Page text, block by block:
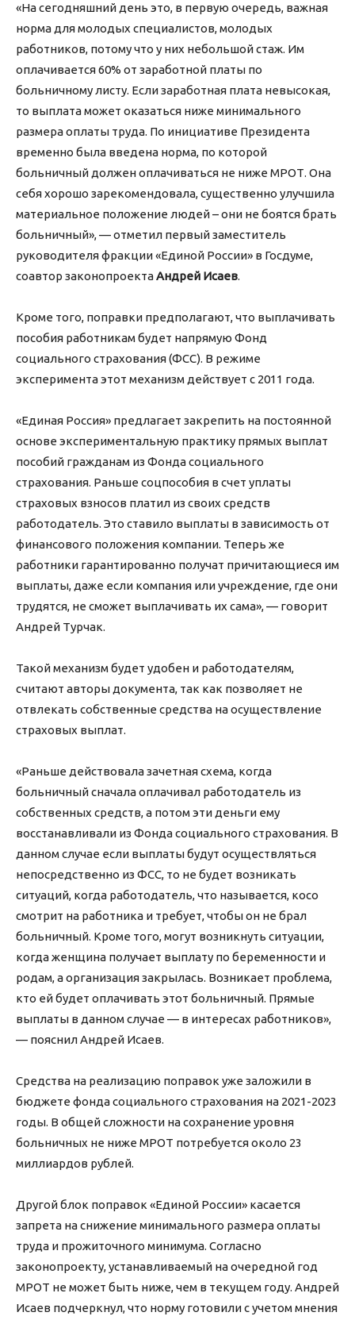
«На сегодняшний день это, в первую очередь, важная
норма для молодых специалистов, молодых
работников, потому что у них небольшой стаж. Им
оплачивается 60% от заработной платы по
больничному листу. Если заработная плата невысокая,
то выплата может оказаться ниже минимального
размера оплаты труда. По инициативе Президента
временно была введена норма, по которой
больничный должен оплачиваться не ниже МРОТ. Она
себя хорошо зарекомендовала, существенно улучшила
материальное положение людей – они не боятся брать
больничный», — отметил первый заместитель
руководителя фракции «Единой России» в Госдуме,
соавтор законопроектаАндрей Исаев.
Кроме того, поправки предполагают, что выплачивать
пособия работникам будет напрямую Фонд
социального страхования (ФСС). В режиме
эксперимента этот механизм действует с 2011 года.
«Единая Россия» предлагает закрепить на постоянной
основе экспериментальную практику прямых выплат
пособий гражданам из Фонда социального
страхования. Раньше соцпособия в счет уплаты
страховых взносов платил из своих средств
работодатель. Это ставило выплаты в зависимость от
финансового положения компании. Теперь же
работники гарантированно получат причитающиеся им
выплаты, даже если компания или учреждение, где они
трудятся, не сможет выплачивать их сама», — говорит
Андрей Турчак.
Такой механизм будет удобен и работодателям,
считают авторы документа, так как позволяет не
отвлекать собственные средства на осуществление
страховых выплат.
«Раньше действовала зачетная схема, когда
больничный сначала оплачивал работодатель из
собственных средств, а потом эти деньги ему
восстанавливали из Фонда социального страхования. В
данном случае если выплаты будут осуществляться
непосредственно из ФСС, то не будет возникать
ситуаций, когда работодатель, что называется, косо
смотрит на работника и требует, чтобы он не брал
больничный. Кроме того, могут возникнуть ситуации,
когда женщина получает выплату по беременности и
родам, а организация закрылась. Возникает проблема,
кто ей будет оплачивать этот больничный. Прямые
выплаты в данном случае — в интересах работников»,
— пояснил Андрей Исаев.
Средства на реализацию поправок уже заложили в
бюджете фонда социального страхования на 2021-2023
годы. В общей сложности на сохранение уровня
больничных не ниже МРОТ потребуется около 23
миллиардов рублей.
Другой блок поправок «Единой России» касается
запрета на снижение минимального размера оплаты
труда и прожиточного минимума. Согласно
законопроекту, устанавливаемый на очередной год
МРОТ не может быть ниже, чем в текущем году. Андрей
Исаев подчеркнул, что норму готовили с учетом мнения